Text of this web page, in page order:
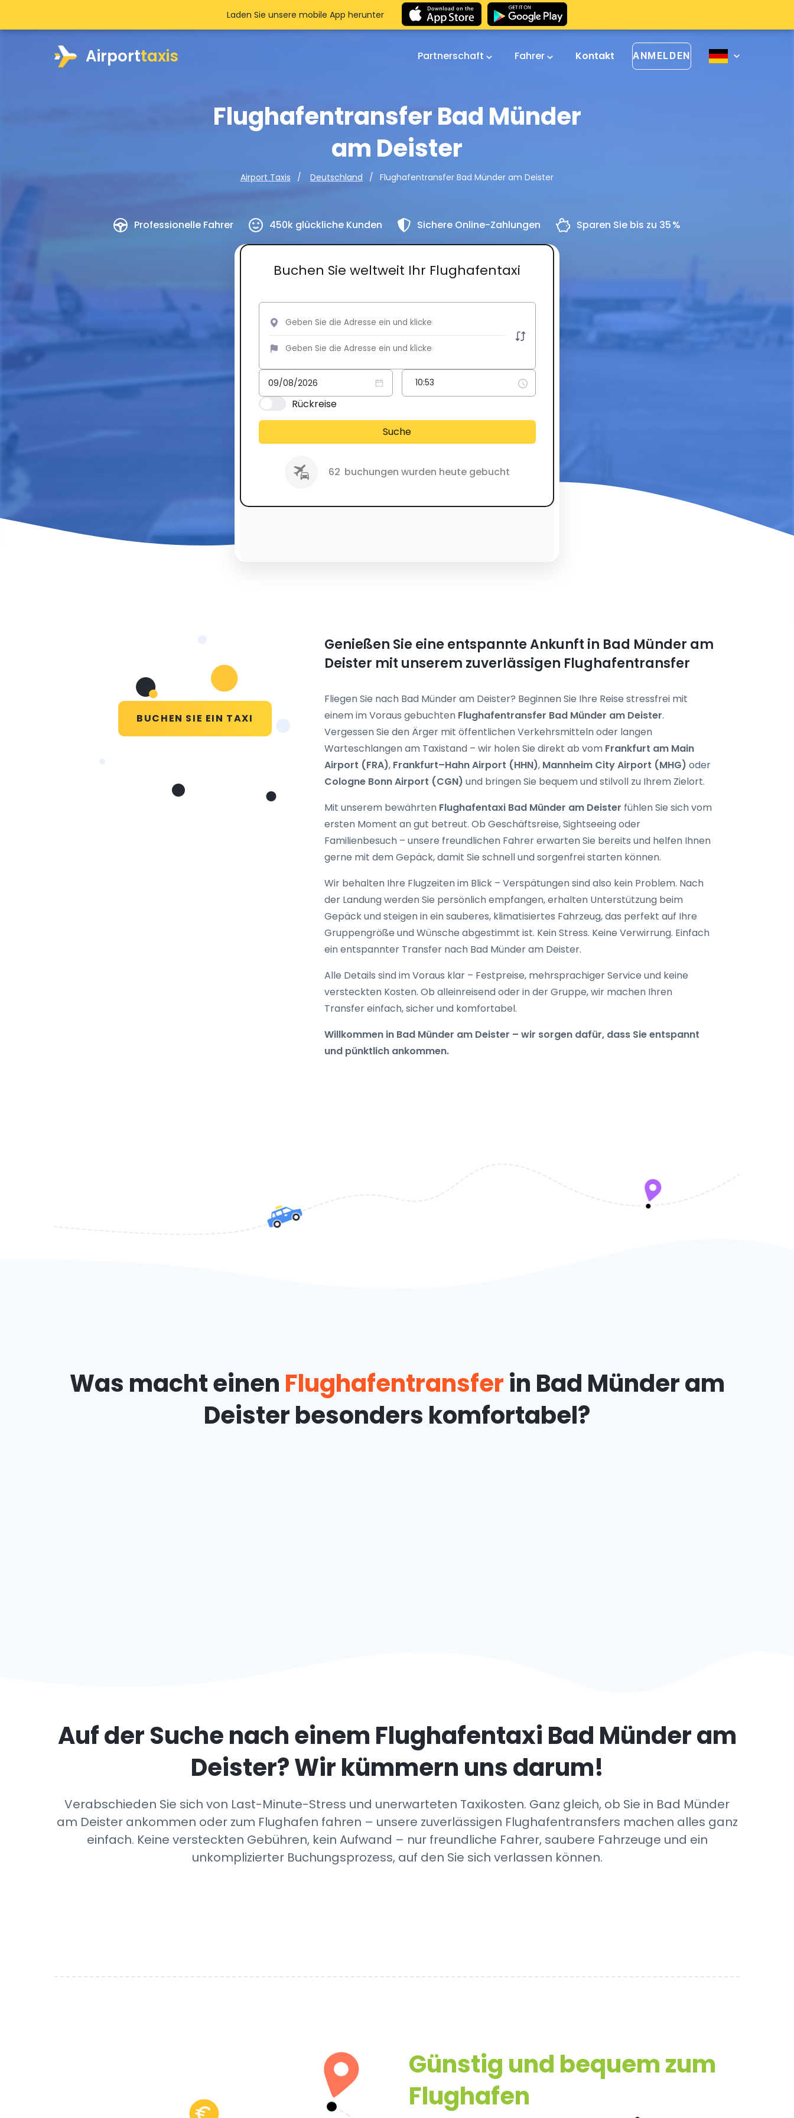
Airporttaxis Partnerschaft Fahrer Kontakt ANMELDEN
Flughafentransfer Bad Münder
am Deister
Airport Taxis Deutschland Flughafentransfer Bad Münder am Deister
Professionelle Fahrer 450k glückliche Kunden Sichere Online-Zahlungen Sparen Sie bis zu 35 %
Buchen Sie weltweit Ihr Flughafentaxi
Rückreise
Suche
62 buchungen wurden heute gebucht
Laden Sie unsere mobile App herunter
BUCHEN SIE EIN TAXI
Genießen Sie eine entspannte Ankunft in Bad Münder am
Deister mit unserem zuverlässigen Flughafentransfer
Fliegen Sie nach Bad Münder am Deister? Beginnen Sie Ihre Reise stressfrei mit
einem im Voraus gebuchten Flughafentransfer Bad Münder am Deister.
Vergessen Sie den Ärger mit öffentlichen Verkehrsmitteln oder langen
Warteschlangen am Taxistand – wir holen Sie direkt ab vom Frankfurt am Main
Airport (FRA), Frankfurt–Hahn Airport (HHN), Mannheim City Airport (MHG) oder
Cologne Bonn Airport (CGN) und bringen Sie bequem und stilvoll zu Ihrem Zielort.
Mit unserem bewährten Flughafentaxi Bad Münder am Deister fühlen Sie sich vom
ersten Moment an gut betreut. Ob Geschäftsreise, Sightseeing oder
Familienbesuch – unsere freundlichen Fahrer erwarten Sie bereits und helfen Ihnen
gerne mit dem Gepäck, damit Sie schnell und sorgenfrei starten können.
Wir behalten Ihre Flugzeiten im Blick – Verspätungen sind also kein Problem. Nach
der Landung werden Sie persönlich empfangen, erhalten Unterstützung beim
Gepäck und steigen in ein sauberes, klimatisiertes Fahrzeug, das perfekt auf Ihre
Gruppengröße und Wünsche abgestimmt ist. Kein Stress. Keine Verwirrung. Einfach
ein entspannter Transfer nach Bad Münder am Deister.
Alle Details sind im Voraus klar – Festpreise, mehrsprachiger Service und keine
versteckten Kosten. Ob alleinreisend oder in der Gruppe, wir machen Ihren
Transfer einfach, sicher und komfortabel.
Willkommen in Bad Münder am Deister – wir sorgen dafür, dass Sie entspannt
und pünktlich ankommen.
Was macht einen Flughafentransferin Bad Münder am
Deister besonders komfortabel?
Auf der Suche nach einem Flughafentaxi Bad Münder am
Deister? Wir kümmern uns darum!
Verabschieden Sie sich von Last-Minute-Stress und unerwarteten Taxikosten. Ganz gleich, ob Sie in Bad Münder
am Deister ankommen oder zum Flughafen fahren – unsere zuverlässigen Flughafentransfers machen alles ganz
einfach. Keine versteckten Gebühren, kein Aufwand – nur freundliche Fahrer, saubere Fahrzeuge und ein
unkomplizierter Buchungsprozess, auf den Sie sich verlassen können.
Günstig und bequem zum
Flughafen